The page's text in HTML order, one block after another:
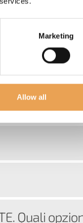
Marketing
Allow all
Quali